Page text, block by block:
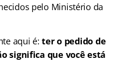
pelo Ministério da
aqui é:ter o pedido de
significa que você está